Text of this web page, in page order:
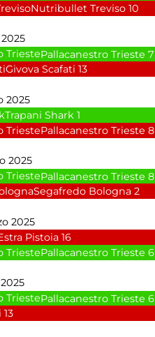
Nutribullet Treviso 10
Pallacanestro Trieste 7
Givova Scafati 13
2025
Trapani Shark 1
Pallacanestro Trieste 8
2025
Pallacanestro Trieste 8
Segafredo Bologna 2
2025
Pistoia 16
Pallacanestro Trieste 6
Pallacanestro Trieste 6
13